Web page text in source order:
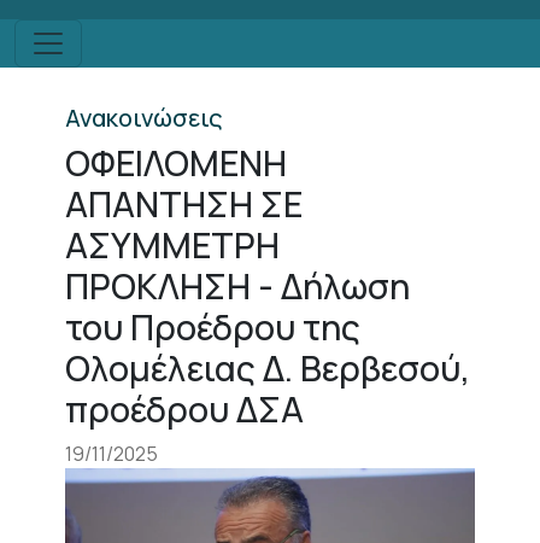
Ανακοινώσεις
ΟΦΕΙΛΟΜΕΝΗ
ΑΠΑΝΤΗΣΗ ΣΕ
ΑΣΥΜMΕΤΡΗ
ΠΡΟΚΛΗΣΗ - Δήλωση
του Προέδρου της
Ολομέλειας Δ. Βερβεσού,
προέδρου ΔΣΑ
19/11/2025